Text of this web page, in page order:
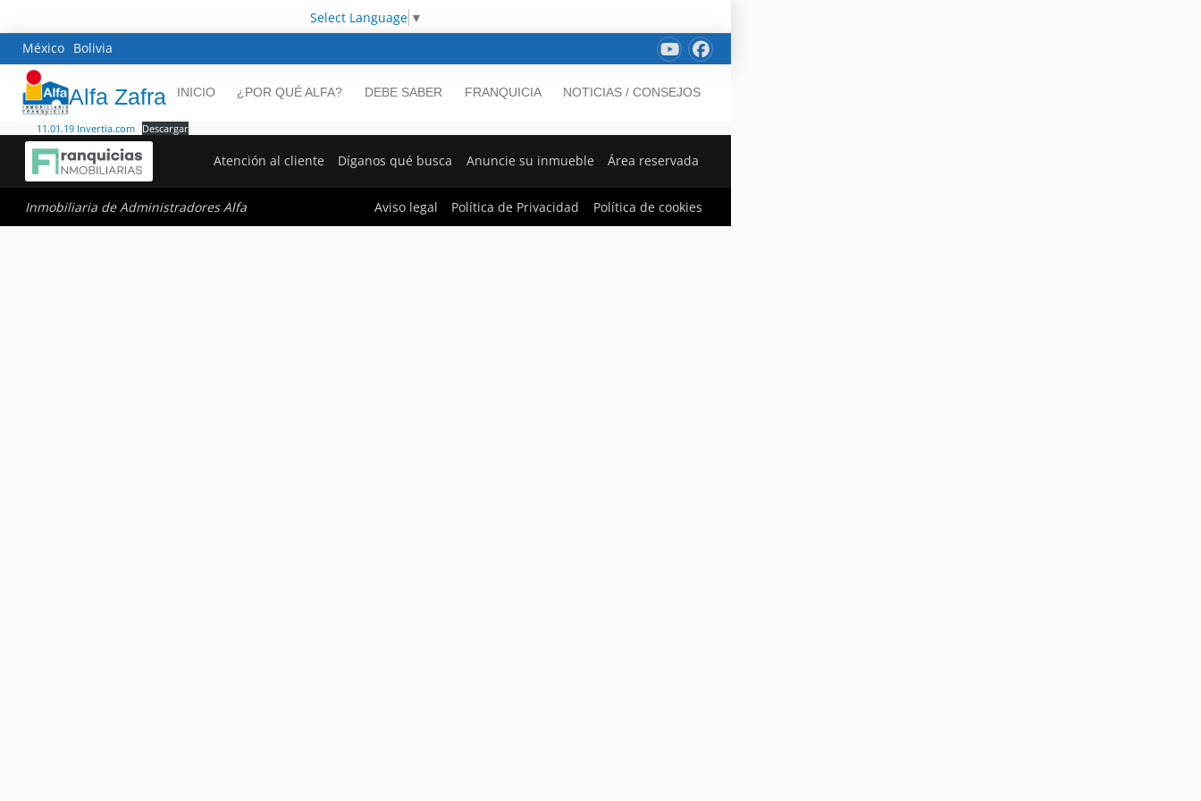
Select Language ▼
México Bolivia
Alfa Zafra INICIO ¿POR QUÉ ALFA? DEBE SABER FRANQUICIA NOTICIAS / CONSEJOS
11.01.19 Invertia.com Descargar
Atención al cliente Díganos qué busca Anuncie su inmueble Área reservada
Inmobiliaria de Administradores Alfa Aviso legal Política de Privacidad Política de cookies